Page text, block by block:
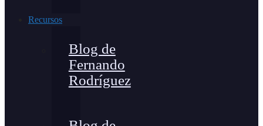
Recursos
Blog de
Fernando
Rodríguez